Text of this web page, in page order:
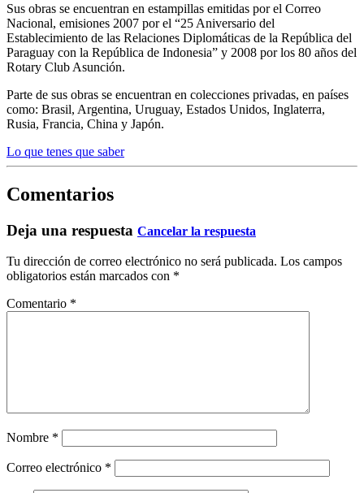
Sus obras se encuentran en estampillas emitidas por el Correo
Nacional, emisiones 2007 por el “25 Aniversario del
Establecimiento de las Relaciones Diplomáticas de la República del
Paraguay con la República de Indonesia” y 2008 por los 80 años del
Rotary Club Asunción.
Parte de sus obras se encuentran en colecciones privadas, en países
como: Brasil, Argentina, Uruguay, Estados Unidos, Inglaterra,
Rusia, Francia, China y Japón.
Lo que tenes que saber
Comentarios
Deja una respuesta Cancelar la respuesta
Tu dirección de correo electrónico no será publicada. Los campos
obligatorios están marcados con *
Comentario *
Nombre *
Correo electrónico *